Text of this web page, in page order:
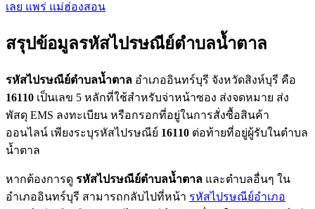
เลย แพร่ แม่ฮ่องสอน
สรุปข้อมูลรหัสไปรษณีย์ตำบลน้ำตาล
รหัสไปรษณีย์ตำบลน้ำตาล อำเภออินทร์บุรี จังหวัดสิงห์บุรี คือ
16110 เป็นเลข 5 หลักที่ใช้สำหรับจ่าหน้าซอง ส่งจดหมาย ส่ง
พัสดุ EMS ลงทะเบียน หรือกรอกที่อยู่ในการสั่งซื้อสินค้า
ออนไลน์ เพียงระบุรหัสไปรษณีย์ 16110 ต่อท้ายที่อยู่ผู้รับในตำบล
น้ำตาล
หากต้องการดู รหัสไปรษณีย์ตำบลน้ำตาล และตำบลอื่นๆ ใน
อำเภออินทร์บุรี สามารถกลับไปที่หน้า รหัสไปรษณีย์อำเภอ